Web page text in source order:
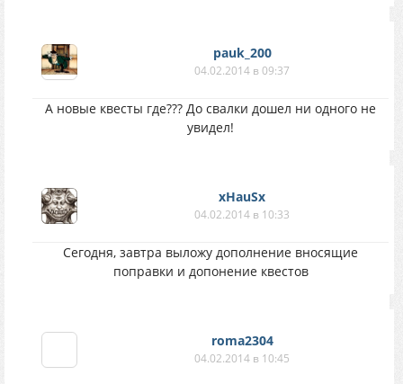
pauk_200
04.02.2014 в 09:37
А новые квесты где??? До свалки дошел ни одного не
увидел!
xHauSx
04.02.2014 в 10:33
Сегодня, завтра выложу дополнение вносящие
поправки и допонение квестов
roma2304
04.02.2014 в 10:45